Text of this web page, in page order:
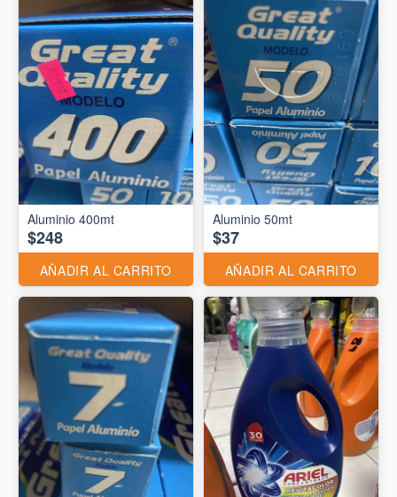
Aluminio 400mt
$248
AÑADIR AL CARRITO
Aluminio 50mt
$37
AÑADIR AL CARRITO